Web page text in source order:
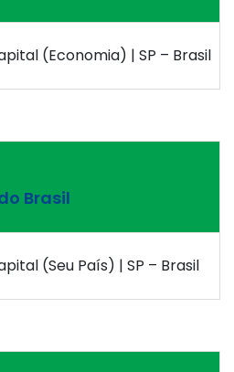
(Economia) | SP – Brasil
Brasil
(Seu País) | SP – Brasil